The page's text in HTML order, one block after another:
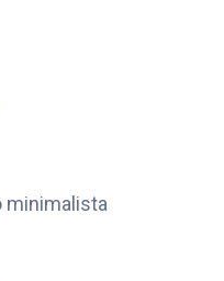
minimalista